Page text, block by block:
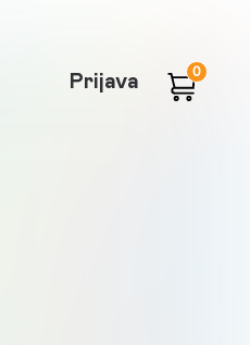
Prijava 0